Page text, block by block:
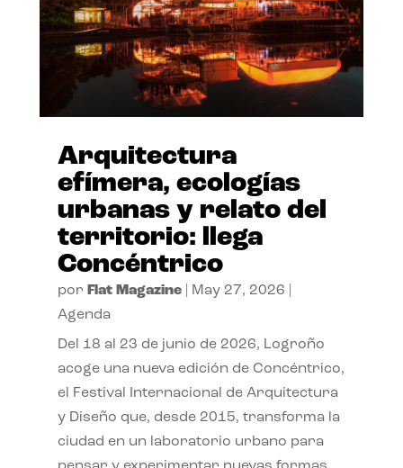
Arquitectura
efímera, ecologías
urbanas y relato del
territorio: llega
Concéntrico
por Flat Magazine| May 27, 2026
Agenda
Del 18 al 23 de junio de 2026, Logroño
acoge una nueva edición de Concéntrico,
el Festival Internacional de Arquitectura
y Diseño que, desde 2015, transforma la
ciudad en un laboratorio urbano para